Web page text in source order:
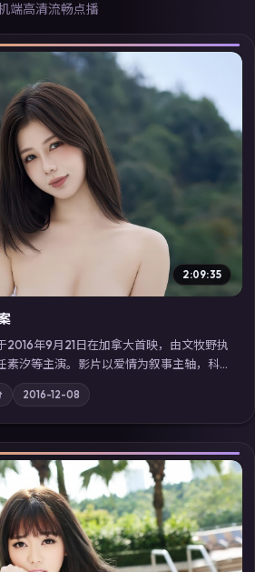
端高清流畅点播
▶
2:09:35
2016年9月21日在加拿大首映，由文牧野执
素汐等主演。影片以爱情为叙事主轴，科
事故后逐渐模糊；摄影与配乐强化地域气
产免费观看高清电视剧在线看」延展检索
高清在线追剧体验。
2016-12-08